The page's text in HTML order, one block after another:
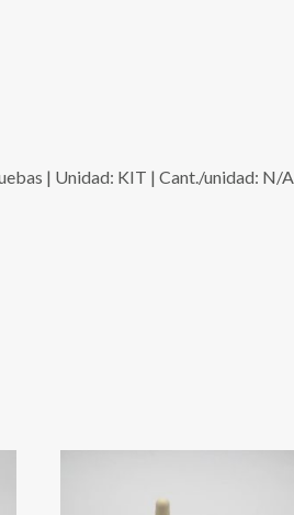
| Unidad: KIT | Cant./unidad: N/